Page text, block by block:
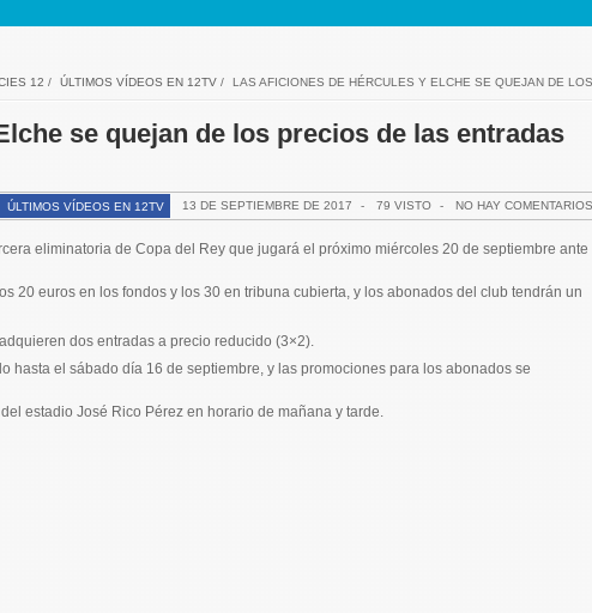
12 / ÚLTIMOS VÍDEOS EN 12TV/ LAS AFICIONES DE HÉRCULES Y ELCHE SE QUEJAN DE
se quejan de los precios de las entradas
ÚLTIMOS VÍDEOS EN 12TV 13 DE SEPTIEMBRE DE 2017 - 79 VISTO - NO HAY COMENTARIOS
eliminatoria de Copa del Rey que jugará el próximo miércoles 20 de septiembre ante
20 euros en los fondos y los 30 en tribuna cubierta, y los abonados del club tendrán un
dos entradas a precio reducido (3×2).
hasta el sábado día 16 de septiembre, y las promociones para los abonados se
estadio José Rico Pérez en horario de mañana y tarde.